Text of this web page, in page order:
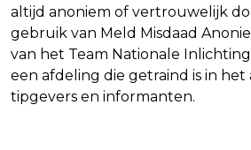
altijd anoniem of vertrouwelijk
gebruik van Meld Misdaad
van het Team Nationale
een afdeling die getraind is in het
tipgevers en informanten.